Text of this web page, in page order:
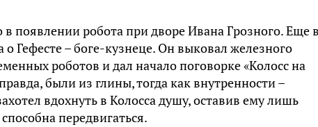
появлении робота при дворе Ивана Грозного. Еще в
Гефесте – боге-кузнеце. Он выковал железного
роботов и дал начало поговорке «Колосс на
были из глины, тогда как внутренности –
вдохнуть в Колосса душу, оставив ему лишь
передвигаться.